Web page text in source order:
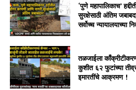
‘पुणे महापालिकाच’
सुरक्षेसाठी अंतिम
सर्वोच्च न्यायालयाच्या
तळजाईला
कुशीत ६२ फुटांच्या
इमारतींचे आक्रमण !